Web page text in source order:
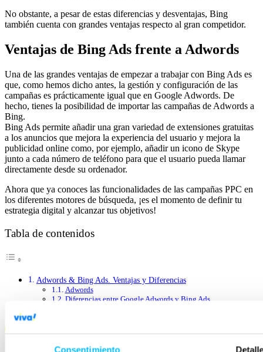
Consentimiento
No obstante, a pesar de estas diferencias y desventajas, Bing
también cuenta con grandes ventajas respecto al gran competidor.
Ventajas de Bing Ads frente a Adwords
Una de las grandes ventajas de empezar a trabajar con Bing Ads es
que, como hemos dicho antes, la gestión y configuración de las
campañas es prácticamente igual que en Google Adwords. De
hecho, tienes la posibilidad de importar las campañas de Adwords a
Bing.
Bing Ads permite añadir una gran variedad de extensiones gratuitas
a los anuncios que mejora la experiencia del usuario y mejora la
publicidad online como, por ejemplo, añadir un icono de Skype
junto a cada número de teléfono para que el usuario pueda llamar
directamente desde su ordenador.
Ahora que ya conoces las funcionalidades de las campañas PPC en
los diferentes motores de búsqueda, ¡es el momento de definir tu
estrategia digital y alcanzar tus objetivos!
Tabla de contenidos
Adwords & Bing Ads. Ventajas y Diferencias
Adwords
Diferencias entre Google Adwords y Bing Ads